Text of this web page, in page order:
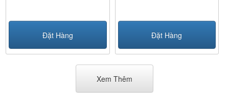
Đặt Hàng Đặt Hàng
Xem Thêm